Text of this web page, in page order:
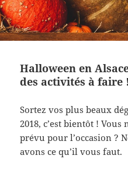
Halloween en
des activités à faire !
Sortez vos plus beaux
2018, c’est bientôt !
prévu pour l’occasion ?
avons ce qu’il vous faut.